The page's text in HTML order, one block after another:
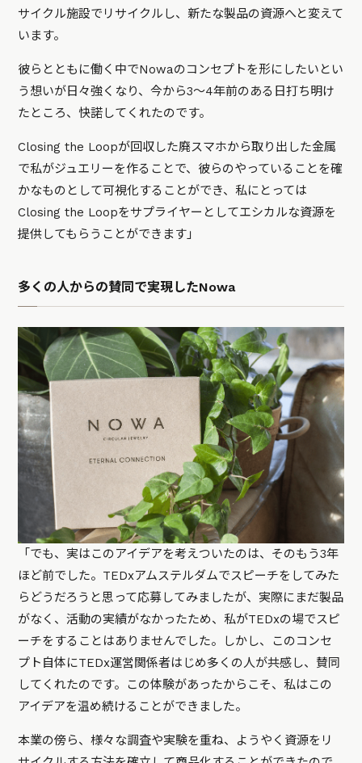
サイクル施設でリサイクルし、新たな製品の資源へと変えて
います。
彼らとともに働く中でNowaのコンセプトを形にしたいとい
う想いが日々強くなり、今から3〜4年前のある日打ち明け
たところ、快諾してくれたのです。
Closing the Loopが回収した廃スマホから取り出した金属
で私がジュエリーを作ることで、彼らのやっていることを確
かなものとして可視化することができ、私にとっては
Closing the Loopをサプライヤーとしてエシカルな資源を
提供してもらうことができます」
多くの人からの賛同で実現したNowa
「でも、実はこのアイデアを考えついたのは、そのもう3年
ほど前でした。TEDxアムステルダムでスピーチをしてみた
らどうだろうと思って応募してみましたが、実際にまだ製品
がなく、活動の実績がなかったため、私がTEDxの場でスピ
ーチをすることはありませんでした。しかし、このコンセ
プト自体にTEDx運営関係者はじめ多くの人が共感し、賛同
してくれたのです。この体験があったからこそ、私はこの
アイデアを温め続けることができました。
本業の傍ら、様々な調査や実験を重ね、ようやく資源をリ